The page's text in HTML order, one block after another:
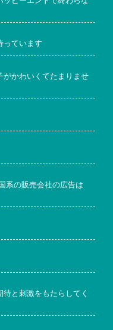
っています
がかわいくてたまりませ
系の販売会社の広告は
と刺激をもたらしてく